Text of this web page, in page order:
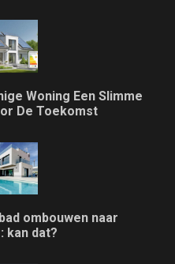
Woning Een Slimme
De Toekomst
ombouwen naar
kan dat?